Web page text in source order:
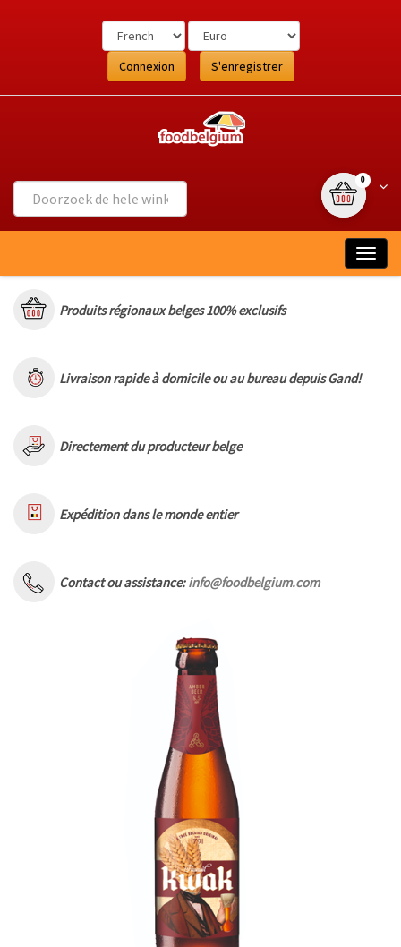
Connexion S'enregistrer
0{0}
Produits régionaux belges 100% exclusifs
Livraison rapide à domicile ou au bureau depuis Gand!
Directement du producteur belge
Expédition dans le monde entier
Contact ou assistance:info@foodbelgium.com